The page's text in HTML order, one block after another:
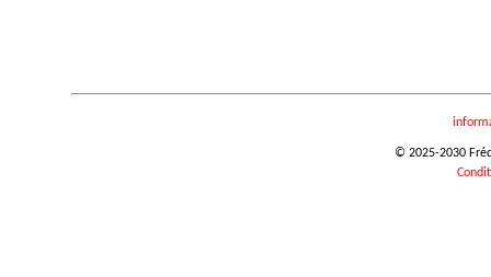
© 2025-2030